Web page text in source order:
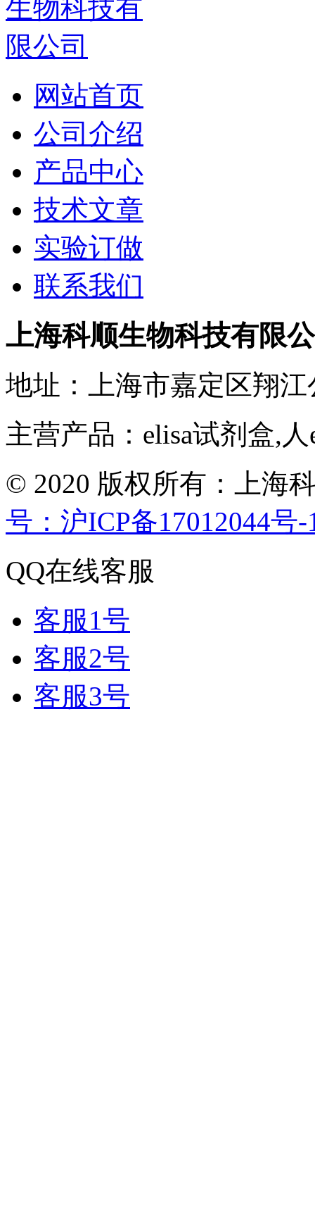
网站首页
公司介绍
产品中心
技术文章
实验订做
联系我们
上海科顺生物科技有限
地址：上海市嘉定区翔江
主营产品：elisa试剂盒,
© 2020 版权所有：上海
号：沪ICP备17012044号-
QQ在线客服
客服1号
客服2号
客服3号